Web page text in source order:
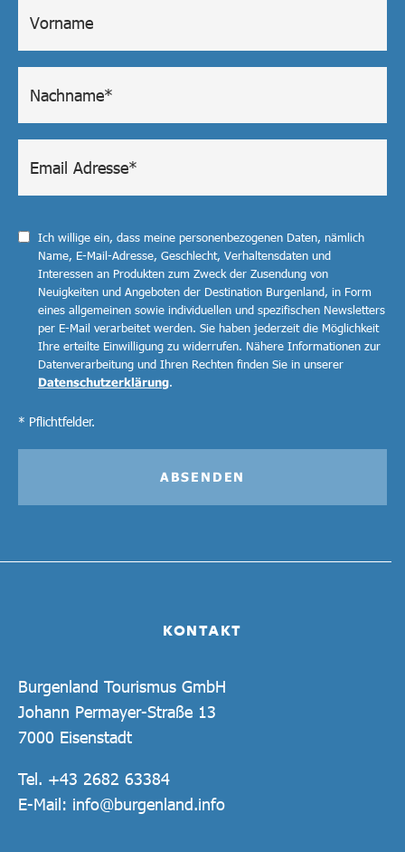
KONTAKT
Burgenland Tourismus GmbH
Johann Permayer-Straße 13
7000 Eisenstadt
Tel. +43 2682 63384
E-Mail: info@burgenland.info
Ich willige ein, dass meine personenbezogenen Daten, nämlich
Name, E-Mail-Adresse, Geschlecht, Verhaltensdaten und
Interessen an Produkten zum Zweck der Zusendung von
Neuigkeiten und Angeboten der Destination Burgenland, in Form
eines allgemeinen sowie individuellen und spezifischen Newsletters
per E-Mail verarbeitet werden. Sie haben jederzeit die Möglichkeit
Ihre erteilte Einwilligung zu widerrufen. Nähere Informationen zur
Datenverarbeitung und Ihren Rechten finden Sie in unserer
Datenschutzerklärung.
* Pflichtfelder.
ABSENDEN